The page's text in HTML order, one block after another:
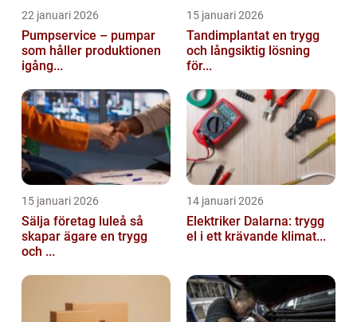
22 januari 2026
Pumpservice – pumpar
som håller produktionen
igång...
15 januari 2026
Tandimplantat en trygg
och långsiktig lösning
för...
15 januari 2026
Sälja företag luleå så
skapar ägare en trygg
och ...
14 januari 2026
Elektriker Dalarna: trygg
el i ett krävande klimat...